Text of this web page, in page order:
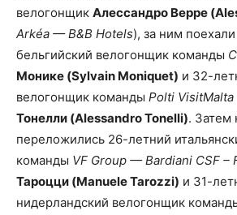
велогонщик Алессандро Верре
Arkéa — B&B Hotels), за ним
бельгийский велогонщик команды
Монике (Sylvain Moniquet) и 32-
велогонщик команды Polti VisitMalta
Тонелли (Alessandro Tonelli). Затем
переложились 26-летний
команды VF Group — Bardiani CSF –
Тароцци (Manuele Tarozzi) и 31-
нидерландский велогонщик